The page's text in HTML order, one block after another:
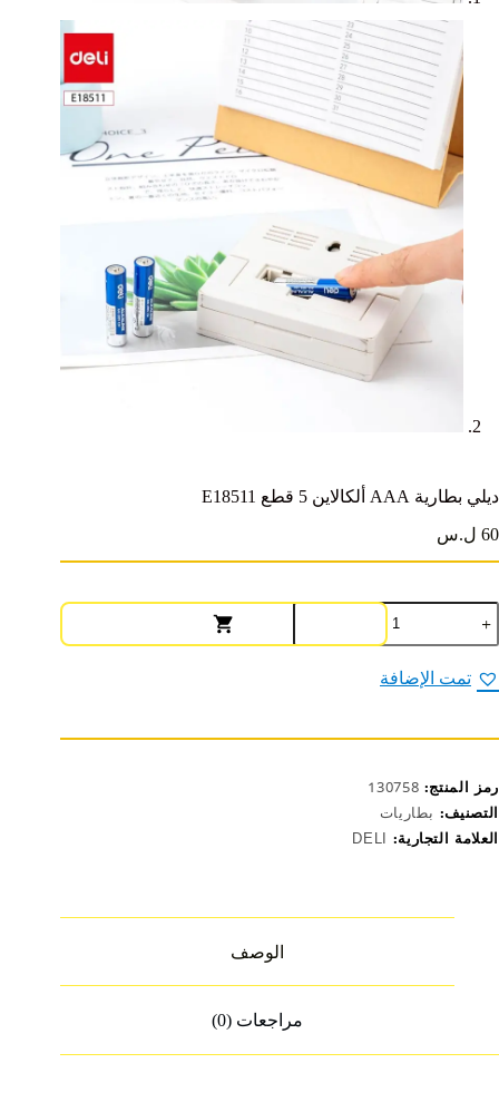
ديلي بطارية AAA ألكالاين 5 قطع E18511
60 ل.س
كمية
ديلي
بطارية
AAA
ألكالاين
تمت الإضافة
رمز المنتج: 130758
التصنيف: بطاريات
العلامة التجارية: DELI
الوصف
مراجعات (0)